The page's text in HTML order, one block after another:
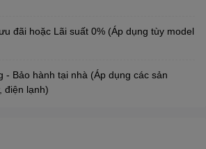
đãi hoặc Lãi suất 0% (Áp dụng tùy model
- Bảo hành tại nhà (Áp dụng các sản
điện lạnh)